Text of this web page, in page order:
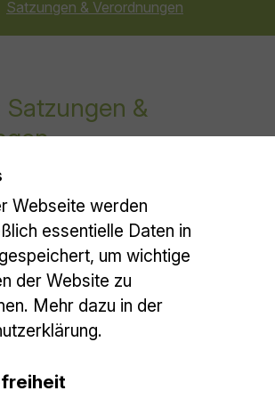
zu Cookies und
Webseite werden
essentielle Daten in
um wichtige
der Website zu
Mehr dazu in der
Satzungen & Verordnungen
&
Verordnungen der Gemeinde
Sie in unserem
hier…